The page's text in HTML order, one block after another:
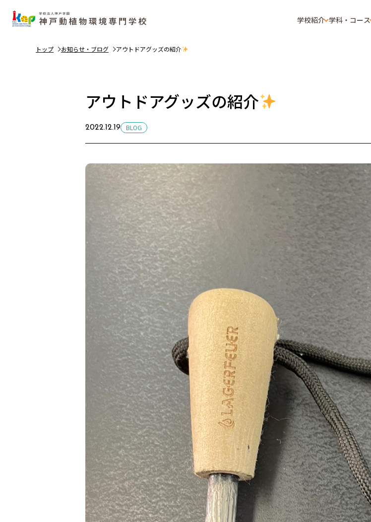
学校紹介 学科・コース
トップ お知らせ・ブログ アウトドアグッズの紹介
アウトドアグッズの紹介
2022.12.19 BLOG